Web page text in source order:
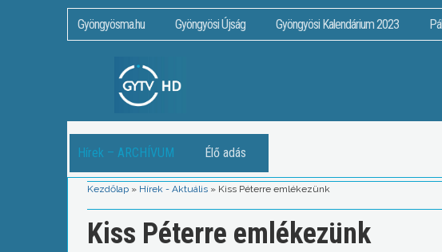
Gyöngyösma.hu Gyöngyösi Újság Gyöngyösi Kalendárium 2023
Hírek – ARCHÍVUM Élő adás
Kezdőlap » Hírek - Aktuális » Kiss Péterre emlékezünk
Kiss Péterre emlékezünk